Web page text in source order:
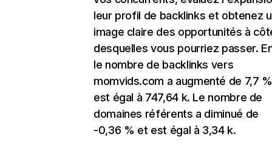
leur profil de backlinks et obtenez
image claire des opportunités à
desquelles vous pourriez passer.
le nombre de backlinks vers
momvids.com a augmenté de 7,7
est égal à 747,64 k. Le nombre de
domaines référents a diminué de
-0,36 % et est égal à 3,34 k.